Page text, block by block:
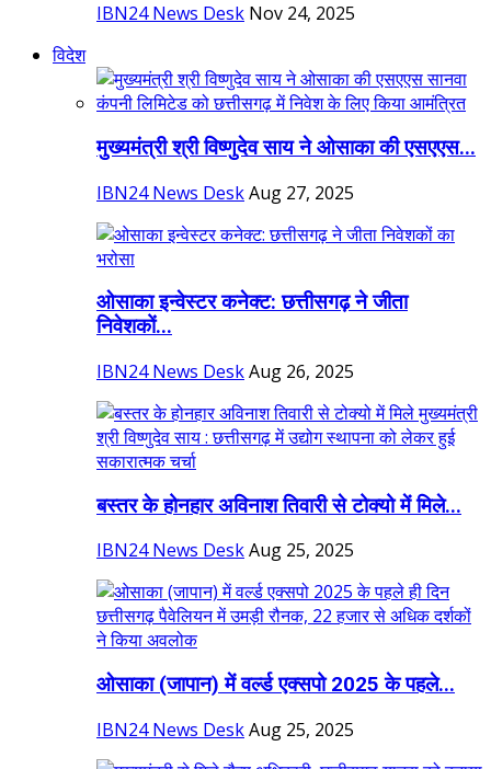
IBN24 News Desk Nov 24, 2025
विदेश
मुख्यमंत्री श्री विष्णुदेव साय ने ओसाका की एसएएस...
IBN24 News DeskAug 27, 2025
ओसाका इन्वेस्टर कनेक्ट: छत्तीसगढ़ ने जीता
निवेशकों...
IBN24 News DeskAug 26, 2025
बस्तर के होनहार अविनाश तिवारी से टोक्यो में मिले...
IBN24 News DeskAug 25, 2025
ओसाका (जापान) में वर्ल्ड एक्सपो 2025 के पहले...
IBN24 News DeskAug 25, 2025